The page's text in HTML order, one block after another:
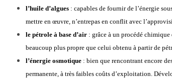
l’huile d’algues : capables de fournir de l’énergie
mettre en œuvre, n’entrepas en conflit avec
le pétrole à base d’air : grâce à un procédé
beaucoup plus propre que celui obtenu à partir de
l’énergie osmotique : bien que rencontrant encore
permanente, à très faibles coûts d’exploitation.